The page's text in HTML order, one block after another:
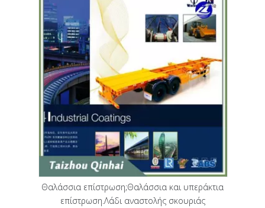
Θαλάσσια επίστρωση;Θαλάσσια και υπεράκτια
επίστρωση.Λάδι αναστολής σκουριάς